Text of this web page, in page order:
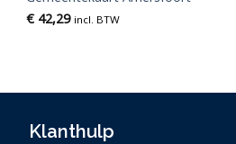
€42,29 incl. BTW
Klanthulp